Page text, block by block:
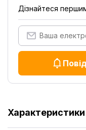
Дізнайтеся
Характеристики